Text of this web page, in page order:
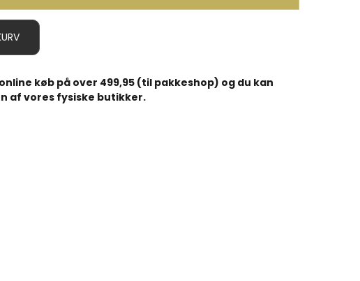
køb på over 499,95 (til pakkeshop) og du kan
af vores fysiske butikker.